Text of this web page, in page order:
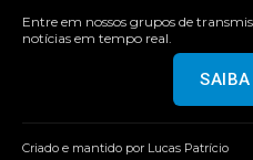
Entre em nossos grupos de
notícias em tempo real.
Criado e mantido por Lucas Patrício